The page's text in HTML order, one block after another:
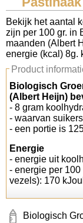
Links
Bekijk het aantal
zijn per 100 gr. in
maanden (Albert
energie (kcal) 8g.
Product
Biologisch
(Albert Heijn)
- 8 gram
- waarvan
- een portie is
Energie
- energie uit
- energie per
vezels): 170
Biologisch